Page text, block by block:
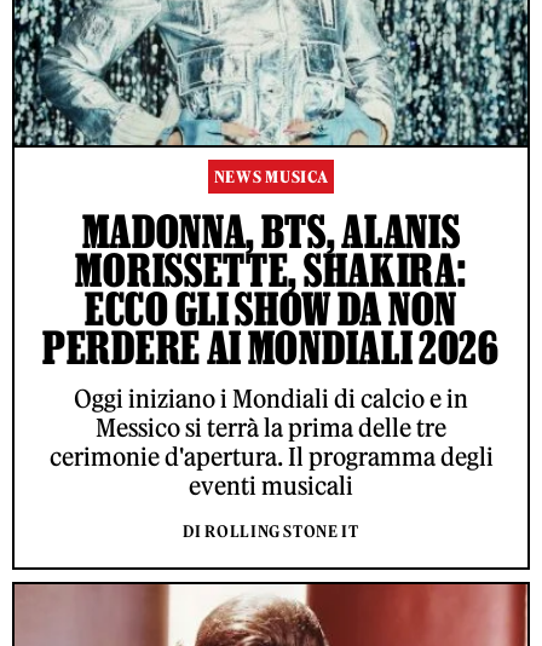
NEWS MUSICA
MADONNA, BTS, ALANIS
MORISSETTE, SHAKIRA:
ECCO GLI SHOW DA NON
PERDERE AI MONDIALI 2026
Oggi iniziano i Mondiali di calcio e in
Messico si terrà la prima delle tre
cerimonie d'apertura. Il programma degli
eventi musicali
DI ROLLING STONE IT